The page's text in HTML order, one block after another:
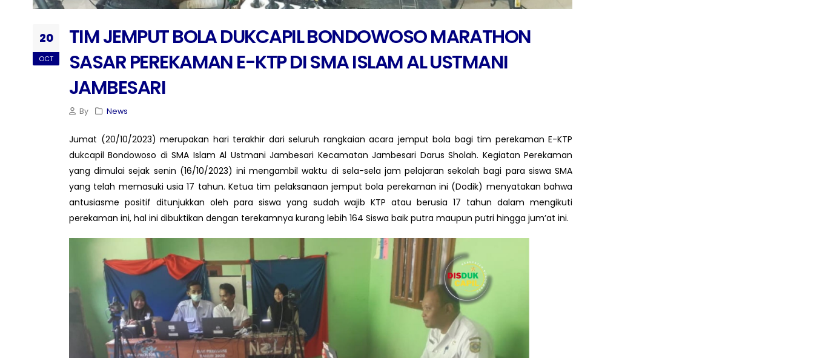
20
OCT
TIM JEMPUT BOLA DUKCAPIL BONDOWOSO MARATHON
SASAR PEREKAMAN E-KTP DI SMA ISLAM AL USTMANI
JAMBESARI
By News
Jumat (20/10/2023) merupakan hari terakhir dari seluruh rangkaian acara jemput bola bagi tim perekaman E-KTP
dukcapil Bondowoso di SMA Islam Al Ustmani Jambesari Kecamatan Jambesari Darus Sholah. Kegiatan Perekaman
yang dimulai sejak senin (16/10/2023) ini mengambil waktu di sela-sela jam pelajaran sekolah bagi para siswa SMA
yang telah memasuki usia 17 tahun. Ketua tim pelaksanaan jemput bola perekaman ini (Dodik) menyatakan bahwa
antusiasme positif ditunjukkan oleh para siswa yang sudah wajib KTP atau berusia 17 tahun dalam mengikuti
perekaman ini, hal ini dibuktikan dengan terekamnya kurang lebih 164 Siswa baik putra maupun putri hingga jum’at ini.